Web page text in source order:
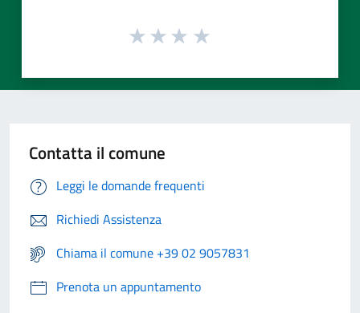
Contatta il comune
Leggi le domande frequenti
Richiedi Assistenza
Chiama il comune +39 02 9057831
Prenota un appuntamento